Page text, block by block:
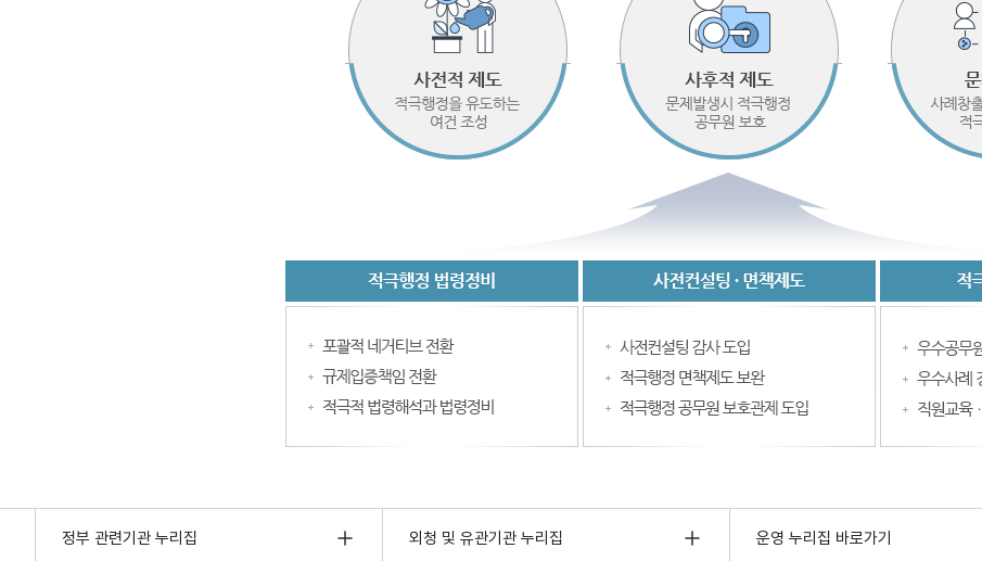
정부 관련기관 누리집 외청 및 유관기관 누리집 운영 누리집 바로가기